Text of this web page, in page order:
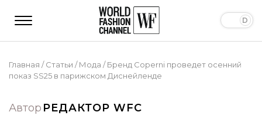
Главная /Статьи /Мода /Бренд Coperni проведет осенний
показ SS25 в парижском Диснейленде
Автор РЕДАКТОР WFC